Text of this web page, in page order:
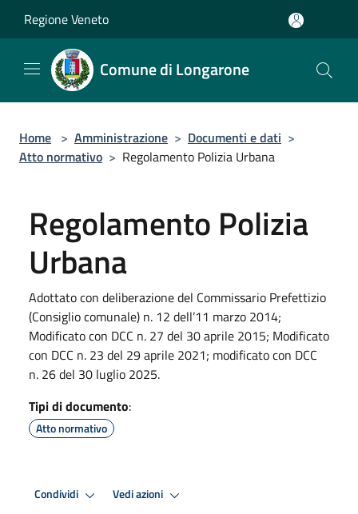
Regione Veneto
Comune di Longarone
Home > Amministrazione > Documenti e dati >
Atto normativo > Regolamento Polizia Urbana
Regolamento Polizia
Urbana
Adottato con deliberazione del Commissario Prefettizio
(Consiglio comunale) n. 12 dell’11 marzo 2014;
Modificato con DCC n. 27 del 30 aprile 2015; Modificato
con DCC n. 23 del 29 aprile 2021; modificato con DCC
n. 26 del 30 luglio 2025.
Tipi di documento:
Atto normativo
Condividi Vedi azioni